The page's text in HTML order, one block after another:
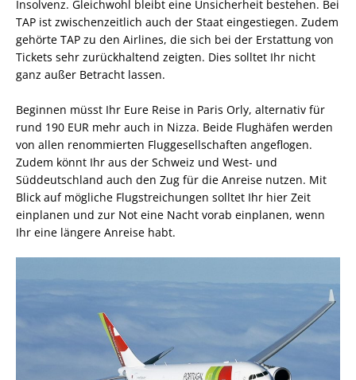
Insolvenz. Gleichwohl bleibt eine Unsicherheit bestehen. Bei
TAP ist zwischenzeitlich auch der Staat eingestiegen. Zudem
gehörte TAP zu den Airlines, die sich bei der Erstattung von
Tickets sehr zurückhaltend zeigten. Dies solltet Ihr nicht
ganz außer Betracht lassen.
Beginnen müsst Ihr Eure Reise in Paris Orly, alternativ für
rund 190 EUR mehr auch in Nizza. Beide Flughäfen werden
von allen renommierten Fluggesellschaften angeflogen.
Zudem könnt Ihr aus der Schweiz und West- und
Süddeutschland auch den Zug für die Anreise nutzen. Mit
Blick auf mögliche Flugstreichungen solltet Ihr hier Zeit
einplanen und zur Not eine Nacht vorab einplanen, wenn
Ihr eine längere Anreise habt.